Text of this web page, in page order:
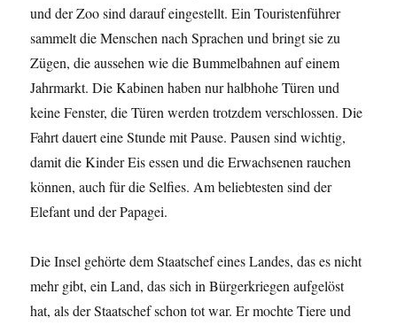
und der Zoo sind darauf eingestellt. Ein Touristenführer
sammelt die Menschen nach Sprachen und bringt sie zu
Zügen, die aussehen wie die Bummelbahnen auf einem
Jahrmarkt. Die Kabinen haben nur halbhohe Türen und
keine Fenster, die Türen werden trotzdem verschlossen. Die
Fahrt dauert eine Stunde mit Pause. Pausen sind wichtig,
damit die Kinder Eis essen und die Erwachsenen rauchen
können, auch für die Selfies. Am beliebtesten sind der
Elefant und der Papagei.
Die Insel gehörte dem Staatschef eines Landes, das es nicht
mehr gibt, ein Land, das sich in Bürgerkriegen aufgelöst
hat, als der Staatschef schon tot war. Er mochte Tiere und